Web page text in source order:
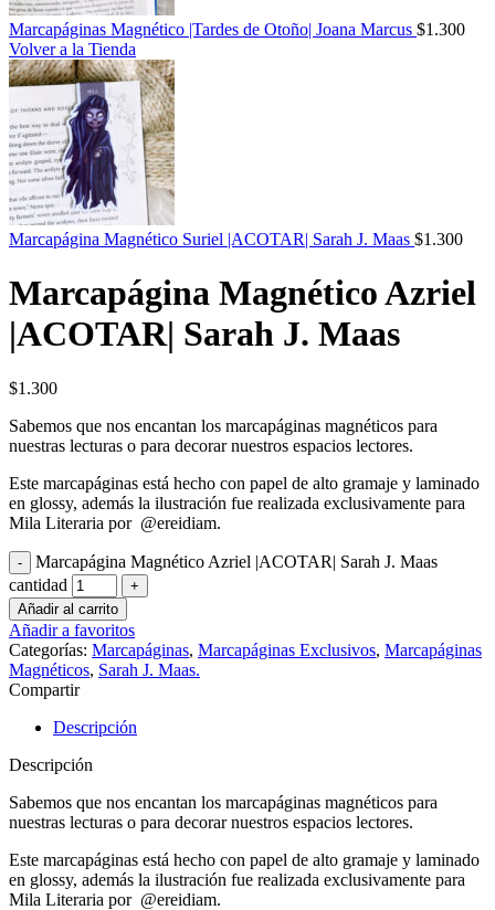
Marcapáginas Magnético |Tardes de Otoño| Joana Marcus $1.300
Volver a la Tienda
Marcapágina Magnético Suriel |ACOTAR| Sarah J. Maas $1.300
Marcapágina Magnético Azriel
|ACOTAR| Sarah J. Maas
$1.300
Sabemos que nos encantan los marcapáginas magnéticos para
nuestras lecturas o para decorar nuestros espacios lectores.
Este marcapáginas está hecho con papel de alto gramaje y laminado
en glossy, además la ilustración fue realizada exclusivamente para
Mila Literaria por @ereidiam.
Marcapágina Magnético Azriel |ACOTAR| Sarah J. Maas
cantidad
Añadir al carrito
Añadir a favoritos
Categorías: Marcapáginas, Marcapáginas Exclusivos, Marcapáginas
Magnéticos, Sarah J. Maas.
Compartir
Descripción
Descripción
Sabemos que nos encantan los marcapáginas magnéticos para
nuestras lecturas o para decorar nuestros espacios lectores.
Este marcapáginas está hecho con papel de alto gramaje y laminado
en glossy, además la ilustración fue realizada exclusivamente para
Mila Literaria por @ereidiam.